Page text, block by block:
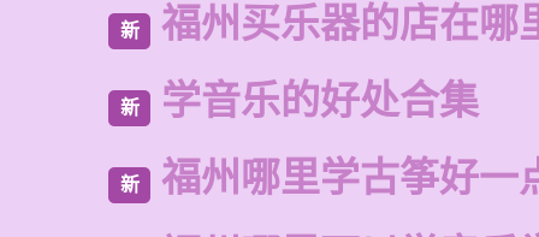
新 福州买乐器的店在哪
新 学音乐的好处合集
新 福州哪里学古筝好一